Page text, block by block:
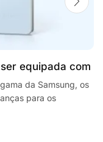
equipada com
Ninebot E2,
da Samsung, os
para os